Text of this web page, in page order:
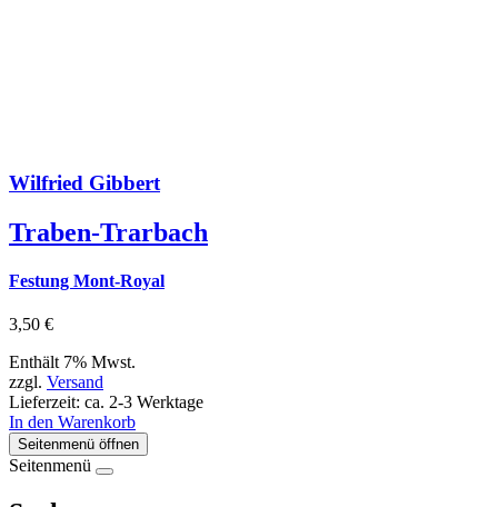
Wilfried Gibbert
Traben-Trarbach
Festung Mont-Royal
3,50 €
Enthält 7% Mwst.
zzgl. Versand
Lieferzeit: ca. 2-3 Werktage
In den Warenkorb
Seitenmenü öffnen
Seitenmenü